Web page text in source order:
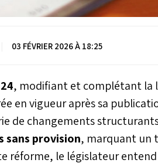
03 FÉVRIER 2026 À 18:25
, modifiant et complétant la
en vigueur après sa
de changements
sans provision, marquant un
réforme, le législateur